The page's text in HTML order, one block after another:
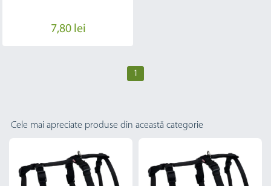
7,80 lei
1
Cele mai apreciate produse din această categorie